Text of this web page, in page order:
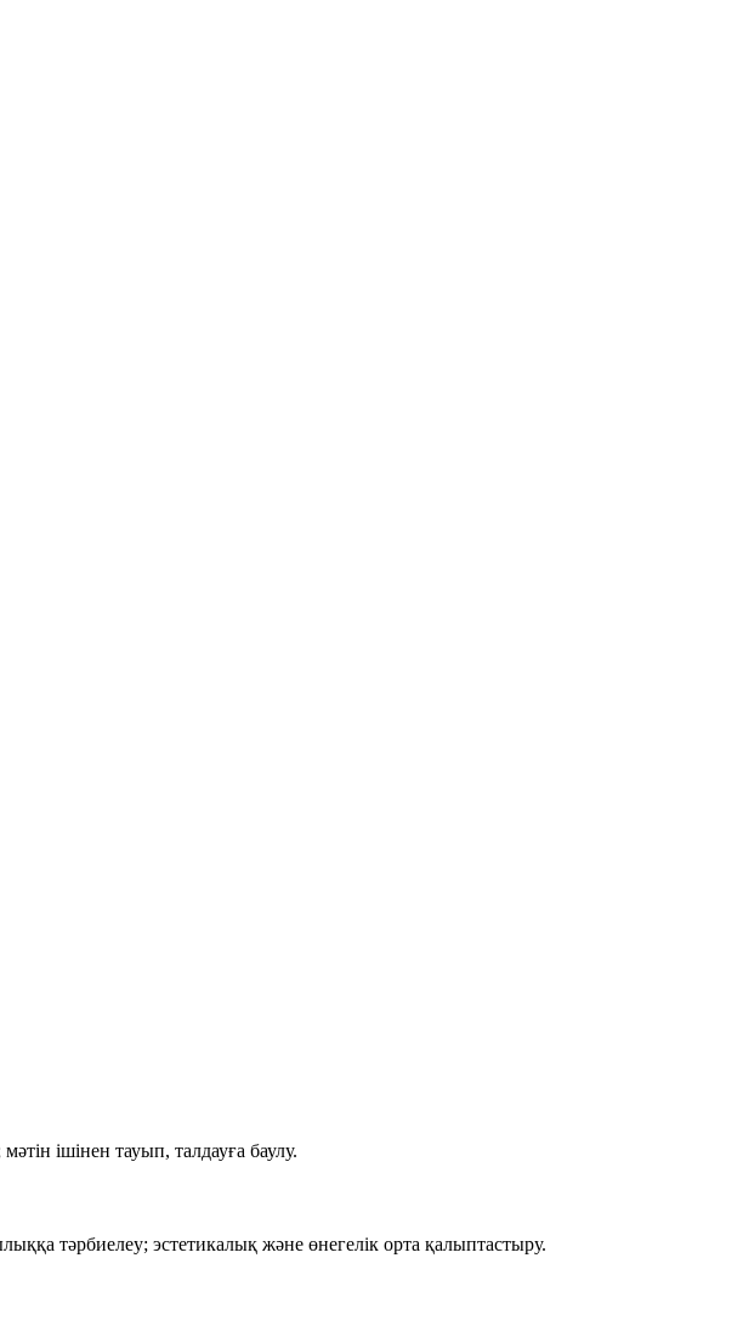
ішінен тауып, талдауға баулу.
тәрбиелеу; эстетикалық және өнегелік орта қалыптастыру.